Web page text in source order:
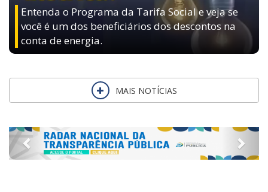
Entenda o Programa da Tarifa Social e veja se
você é um dos beneficiários dos descontos na
conta de energia.
MAIS NOTÍCIAS
Previous Next